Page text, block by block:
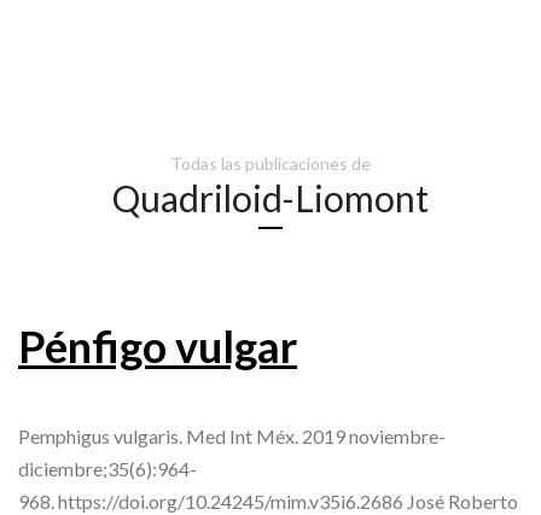
Todas las publicaciones de
Quadriloid-Liomont
Pénfigo vulgar
Pemphigus vulgaris. Med Int Méx. 2019 noviembre-
diciembre;35(6):964-
968. https://doi.org/10.24245/mim.v35i6.2686 José Roberto